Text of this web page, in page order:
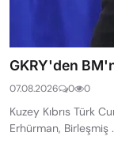
GKRY'den
07.08.2026 0 0
Kuzey Kıbrıs Türk
Erhürman, Birleşmiş